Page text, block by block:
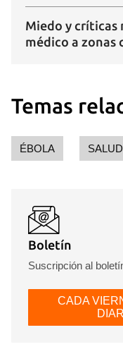
iniciar sesión con
Miedo y críticas
médico a zonas
Temas
ÉBOLA SALUD
Boletín
Suscripción al
CADA